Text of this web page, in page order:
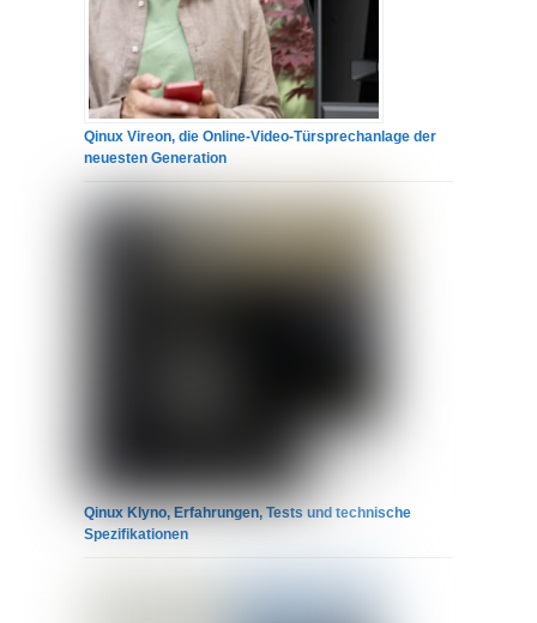
Qinux Vireon, die Online-Video-Türsprechanlage der
neuesten Generation
Qinux Klyno, Erfahrungen, Tests und technische
Spezifikationen